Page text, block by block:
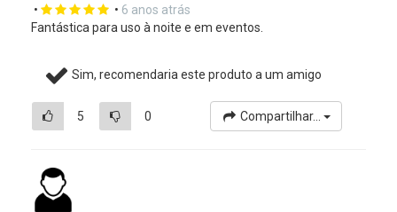
•
• 6 anos atrás
Fantástica para uso à noite e em eventos.
Sim, recomendaria este produto a um amigo
5 0 Compartilhar...